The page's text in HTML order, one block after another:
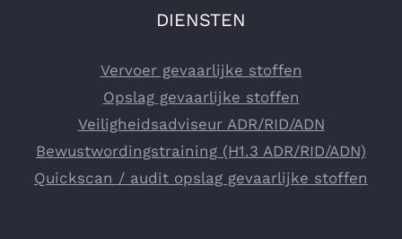
DIENSTEN
Vervoer gevaarlijke stoffen
Opslag gevaarlijke stoffen
Veiligheidsadviseur ADR/RID/ADN
Bewustwordingstraining (H1.3 ADR/RID/ADN)
Quickscan / audit opslag gevaarlijke stoffen